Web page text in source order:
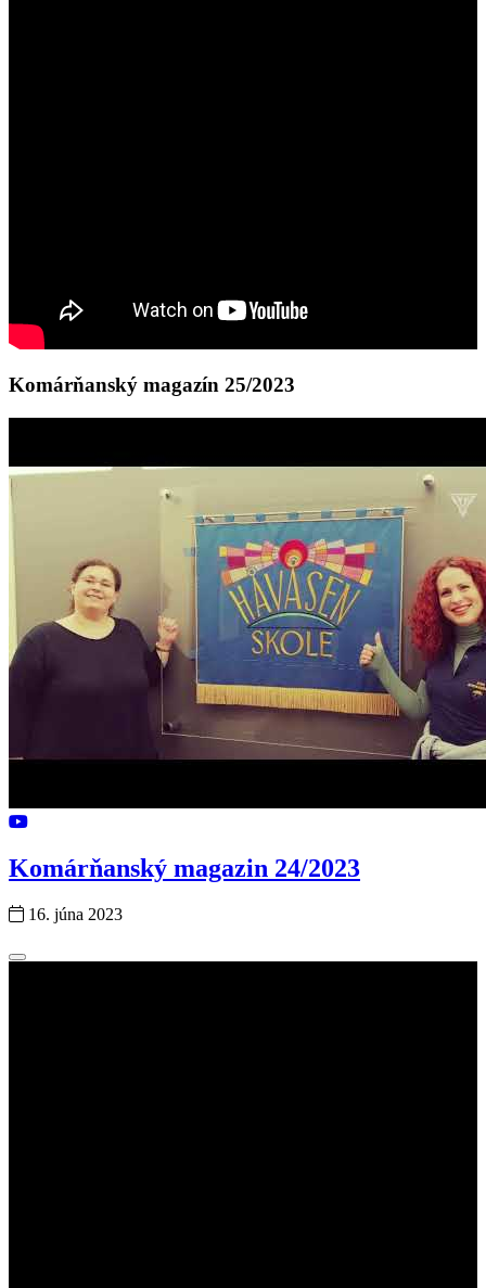
Komárňanský magazín 25/2023
Komárňanský magazin 24/2023
16. júna 2023